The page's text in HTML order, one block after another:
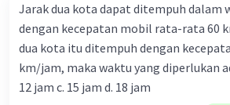
Jarak dua kota dapat ditempuh dalam
dengan kecepatan mobil rata-rata 60
dua kota itu ditempuh dengan
km/jam, maka waktu yang diperlukan adalah ....
12 jam c. 15 jam d. 18 jam